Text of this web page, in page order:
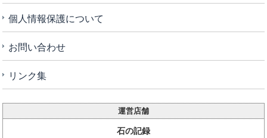
個人情報保護について
お問い合わせ
リンク集
運営店舗
石の記録